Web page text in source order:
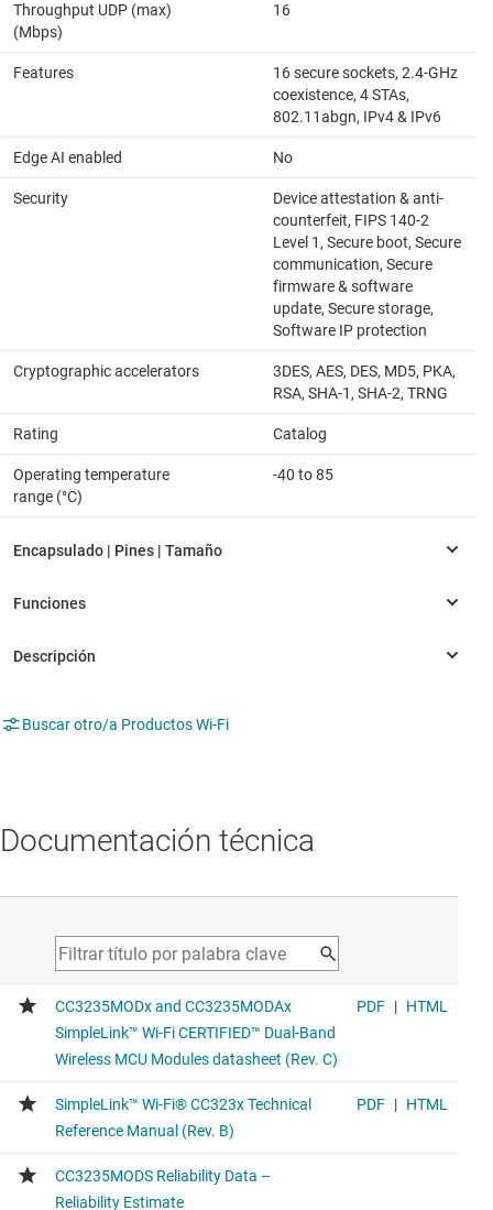
Throughput UDP (max)
(Mbps)
16
Features
16 secure sockets, 2.4-GHz
coexistence, 4 STAs,
802.11abgn, IPv4 & IPv6
Edge AI enabled No
Security
Device attestation & anti-
counterfeit, FIPS 140-2
Level 1, Secure boot, Secure
communication, Secure
firmware & software
update, Secure storage,
Software IP protection
Cryptographic accelerators
3DES, AES, DES, MD5, PKA,
RSA, SHA-1, SHA-2, TRNG
Rating Catalog
Operating temperature
range (°C)
-40 to 85
Buscar otro/a Productos Wi-Fi
Documentación técnica